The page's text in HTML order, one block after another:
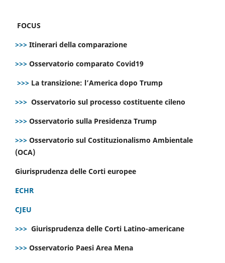
FOCUS
>>> Itinerari della comparazione
>>> Osservatorio comparato Covid19
>>> La transizione: l’America dopo Trump
>>> Osservatorio sul processo costituente cileno
>>> Osservatorio sulla Presidenza Trump
>>> Osservatorio sul Costituzionalismo Ambientale
(OCA)
Giurisprudenza delle Corti europee
ECHR
CJEU
>>> Giurisprudenza delle Corti Latino-americane
>>> Osservatorio Paesi Area Mena